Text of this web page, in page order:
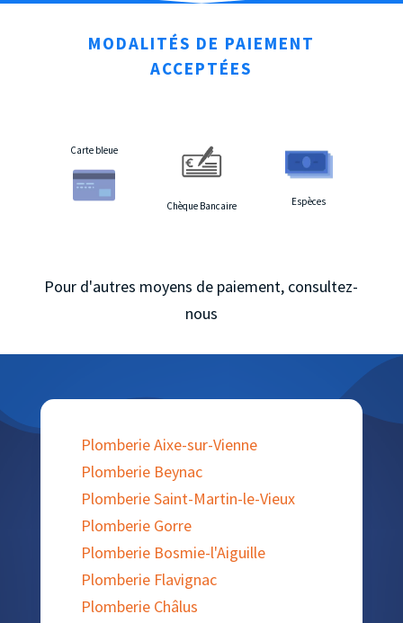
MODALITÉS DE PAIEMENT
ACCEPTÉES
Carte bleue
Chèque Bancaire Espèces
Pour d'autres moyens de paiement, consultez-
nous
Plomberie Aixe-sur-Vienne
Plomberie Beynac
Plomberie Saint-Martin-le-Vieux
Plomberie Gorre
Plomberie Bosmie-l'Aiguille
Plomberie Flavignac
Plomberie Châlus